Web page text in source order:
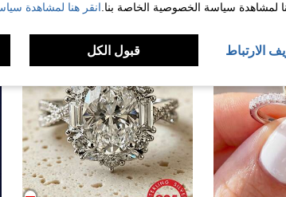
لمشاهدة سياسة الخصوصية الخاصة بنا. انقر هنا لمشاهدة
الارتباط قبول الكل